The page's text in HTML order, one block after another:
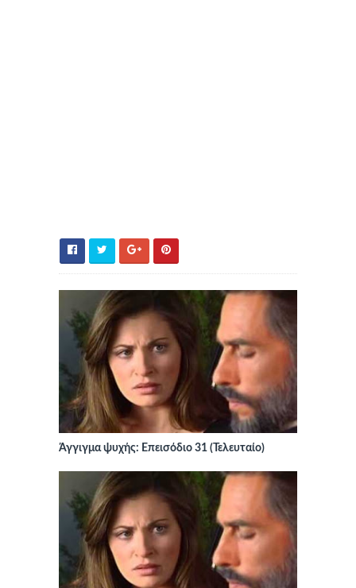
Άγγιγμα ψυχής: Επεισόδιο 31 (Τελευταίο)